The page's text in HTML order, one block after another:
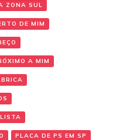
ZONA SUL
DE MIM
A MIM
PLACA DE PS EM SP